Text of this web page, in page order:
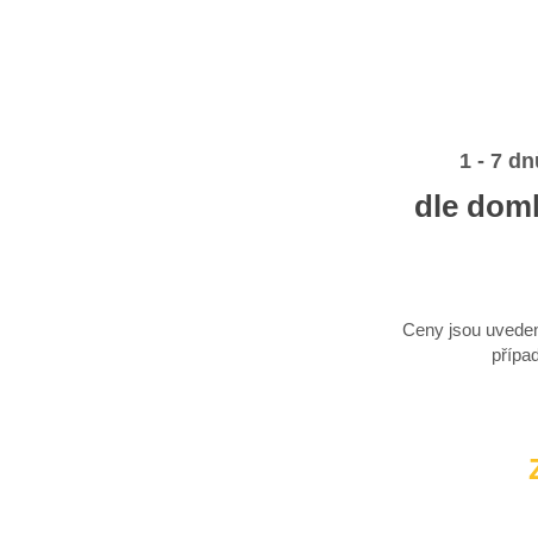
1 - 7
dle
Ceny jsou